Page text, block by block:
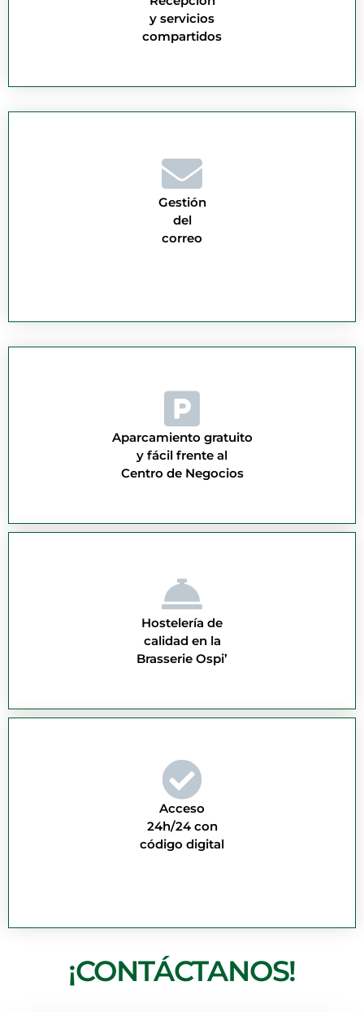
y servicios
compartidos
Gestión
del
correo
Aparcamiento gratuito
y fácil frente al
Centro de Negocios
Hostelería de
calidad en la
Brasserie Ospi’
Acceso
24h/24 con
código digital
¡CONTÁCTANOS!